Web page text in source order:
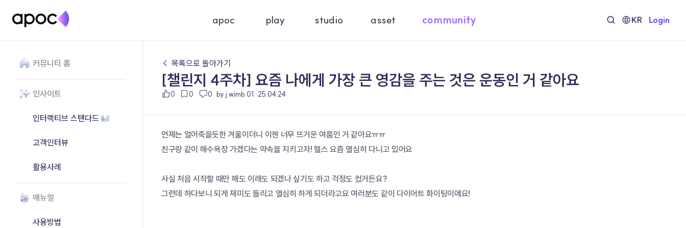
apoc play studio asset community KR Login
커뮤니티 홈
인사이트
인터랙티브 스탠다드
고객인터뷰
활용사례
매뉴얼
사용방법
← 목록으로 돌아가기
[챌린지 4주차] 요즘 나에게 가장 큰 영감을 주는 것은 운동인 거 같아요
0 0 0 by j.wimb.01 25.04.24
언제는 얼어죽을듯한 겨울이더니 이젠 너무 뜨거운 여름인 거 같아요ㅠㅠ
친구랑 같이 해수욕장 가겠다는 약속을 지키고자! 헬스 요즘 열심히 다니고 있어요
사실 처음 시작할 때만 해도 이래도 되겠나 싶기도 하고 걱정도 컸거든요?
그런데 하다보니 되게 재미도 들리고 열심히 하게 되더라고요 여러분도 같이 다이어트 화이팅이에요!